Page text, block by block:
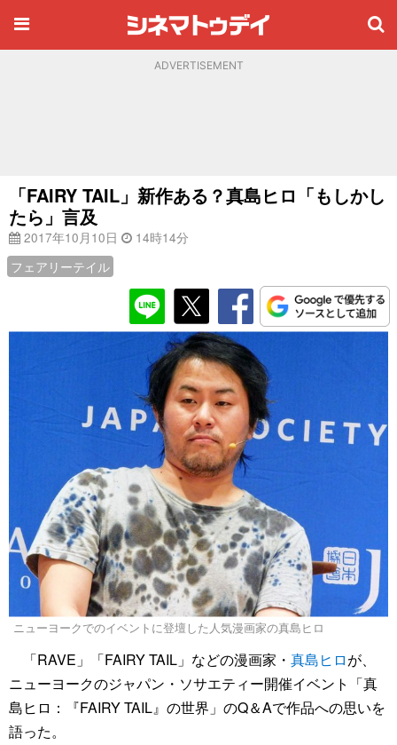
ADVERTISEMENT
「FAIRY TAIL」新作ある？真島ヒロ「もしかし
たら」言及
2017年10月10日
14時14分
フェアリーテイル
ニューヨークでのイベントに登壇した人気漫画家の真島ヒロ
「RAVE」「FAIRY TAIL」などの漫画家・ 真島ヒロが、
ニューヨークのジャパン・ソサエティー開催イベント「真
島ヒロ：『FAIRY TAIL』の世界」のQ＆Aで作品への思いを
語った。